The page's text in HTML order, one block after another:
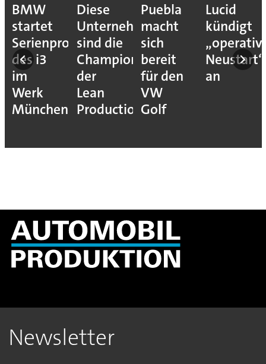
BMW
startet
Serienproduktion
des i3
im
Werk
München
Diese
Unternehmen
sind die
Champions
der
Lean
Production
Puebla
macht
sich
bereit
für den
VW
Golf
Lucid
kündigt
Neustart“
an
Newsletter